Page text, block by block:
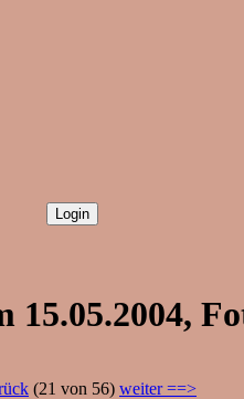
(21 von 56) weiter ==>